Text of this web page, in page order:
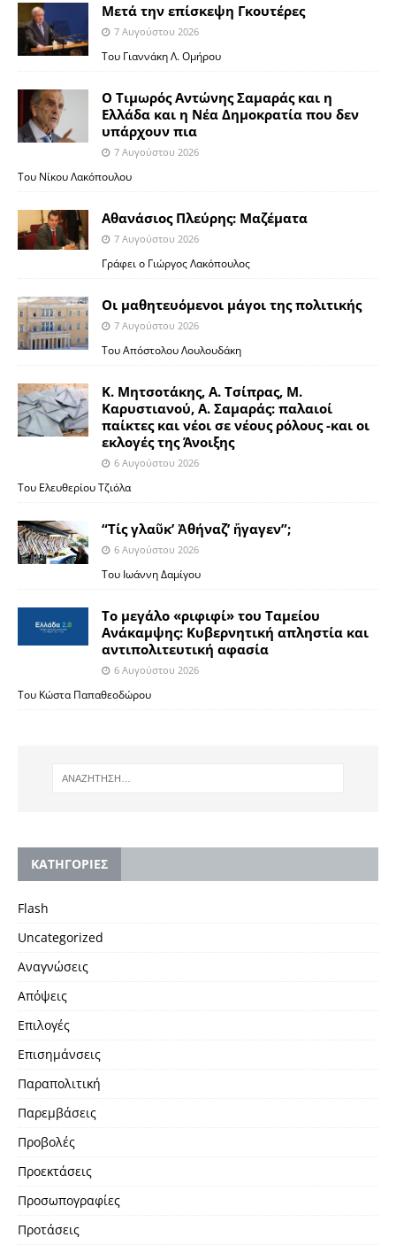
Μετά την επίσκεψη Γκουτέρες
7 Αυγούστου 2026
Του Γιαννάκη Λ. Ομήρου
Ο Τιμωρός Αντώνης Σαμαράς και η
Ελλάδα και η Νέα Δημοκρατία που δεν
υπάρχουν πια
7 Αυγούστου 2026
Του Νίκου Λακόπουλου
Αθανάσιος Πλεύρης: Μαζέματα
7 Αυγούστου 2026
Γράφει ο Γιώργος Λακόπουλος
Οι μαθητευόμενοι μάγοι της πολιτικής
7 Αυγούστου 2026
Του Απόστολου Λουλουδάκη
Κ. Μητσοτάκης, Α. Τσίπρας, Μ.
Καρυστιανού, Α. Σαμαράς: παλαιοί
παίκτες και νέοι σε νέους ρόλους -και οι
εκλογές της Άνοιξης
6 Αυγούστου 2026
Του Ελευθερίου Τζιόλα
“Τίς γλαῦκ’ Ἀθήναζ’ ἤγαγεν”;
6 Αυγούστου 2026
Του Ιωάννη Δαμίγου
Το μεγάλο «ριφιφί» του Ταμείου
Ανάκαμψης: Κυβερνητική απληστία και
αντιπολιτευτική αφασία
6 Αυγούστου 2026
Του Κώστα Παπαθεοδώρου
KΑΤΗΓΟΡΙΕΣ
Flash
Uncategorized
Αναγνώσεις
Απόψεις
Επιλογές
Επισημάνσεις
Παραπολιτική
Παρεμβάσεις
Προβολές
Προεκτάσεις
Προσωπογραφίες
Προτάσεις